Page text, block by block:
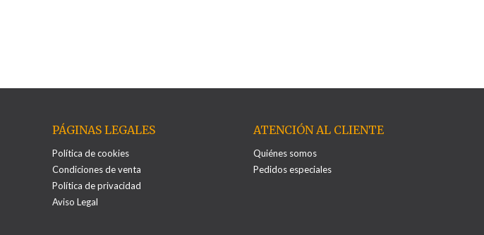
PÁGINAS LEGALES
Política de cookies
Condiciones de venta
Política de privacidad
Aviso Legal
ATENCIÓN AL CLIENTE
Quiénes somos
Pedidos especiales